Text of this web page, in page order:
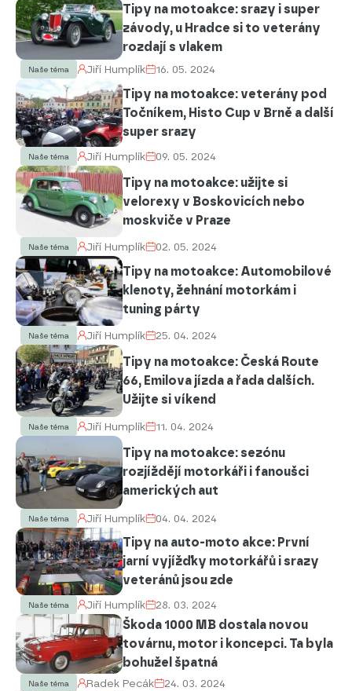
Tipy na motoakce: srazy i super
závody, u Hradce si to veterány
rozdají s vlakem
Naše téma Jiří Humplík 16. 05. 2024
Tipy na motoakce: veterány pod
Točníkem, Histo Cup v Brně a další
super srazy
Naše téma Jiří Humplík 09. 05. 2024
Tipy na motoakce: užijte si
velorexy v Boskovicích nebo
moskviče v Praze
Naše téma Jiří Humplík 02. 05. 2024
Tipy na motoakce: Automobilové
klenoty, žehnání motorkám i
tuning párty
Naše téma Jiří Humplík 25. 04. 2024
Tipy na motoakce: Česká Route
66, Emilova jízda a řada dalších.
Užijte si víkend
Naše téma Jiří Humplík 11. 04. 2024
Tipy na motoakce: sezónu
rozjíždějí motorkáři i fanoušci
amerických aut
Naše téma Jiří Humplík 04. 04. 2024
Tipy na auto-moto akce: První
jarní vyjížďky motorkářů i srazy
veteránů jsou zde
Naše téma Jiří Humplík 28. 03. 2024
Škoda 1000 MB dostala novou
továrnu, motor i koncepci. Ta byla
bohužel špatná
Naše téma Radek Pecák 24. 03. 2024